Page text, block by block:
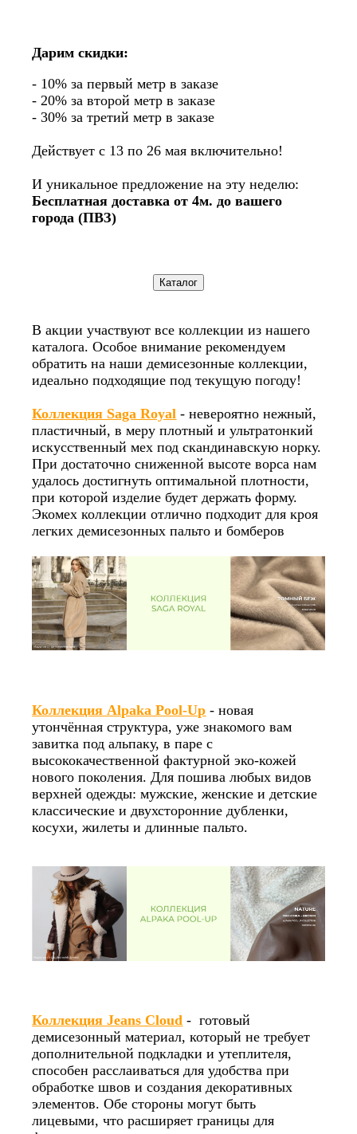
Дарим скидки:
- 10% за первый метр в заказе
- 20% за второй метр в заказе
- 30% за третий метр в заказе
Действует с 13 по 26 мая включительно!
И уникальное предложение на эту неделю:
Бесплатная доставка от 4м. до вашего
города (ПВЗ)
В акции участвуют все коллекции из нашего
каталога. Особое внимание рекомендуем
обратить на наши демисезонные коллекции,
идеально подходящие под текущую погоду!
Коллекция Saga Royal - невероятно нежный,
пластичный, в меру плотный и ультратонкий
искусственный мех под скандинавскую норку.
При достаточно сниженной высоте ворса нам
удалось достигнуть оптимальной плотности,
при которой изделие будет держать форму.
Экомех коллекции отлично подходит для кроя
легких демисезонных пальто и бомберов
Коллекция Alpaka Pool-Up - новая
утончённая структура, уже знакомого вам
завитка под альпаку, в паре с
высококачественной фактурной эко-кожей
нового поколения. Для пошива любых видов
верхней одежды: мужские, женские и детские
классические и двухсторонние дубленки,
косухи, жилеты и длинные пальто.
Коллекция Jeans Cloud - готовый
демисезонный материал, который не требует
дополнительной подкладки и утеплителя,
способен расслаиваться для удобства при
обработке швов и создания декоративных
элементов. Обе стороны могут быть
лицевыми, что расширяет границы для